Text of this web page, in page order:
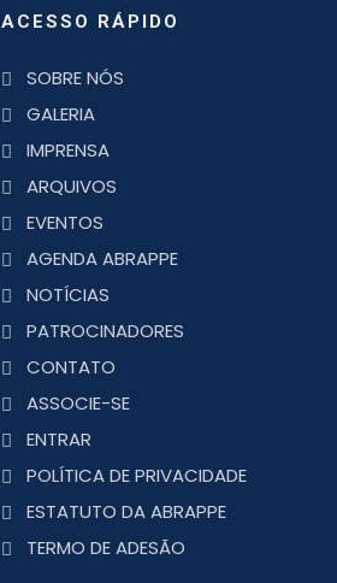
ACESSO RÁPIDO
SOBRE NÓS
GALERIA
IMPRENSA
ARQUIVOS
EVENTOS
AGENDA ABRAPPE
NOTÍCIAS
PATROCINADORES
CONTATO
ASSOCIE-SE
ENTRAR
POLÍTICA DE PRIVACIDADE
ESTATUTO DA ABRAPPE
TERMO DE ADESÃO